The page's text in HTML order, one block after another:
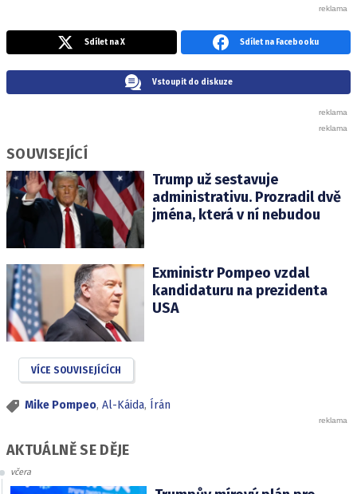
Sdílet na X Sdílet na Facebooku
Vstoupit do diskuze
SOUVISEJÍCÍ
Trump už sestavuje
administrativu. Prozradil dvě
jména, která v ní nebudou
Exministr Pompeo vzdal
kandidaturu na prezidenta
USA
VÍCE SOUVISEJÍCÍCH
Mike Pompeo, Al-Káida, Írán
AKTUÁLNĚ SE DĚJE
včera